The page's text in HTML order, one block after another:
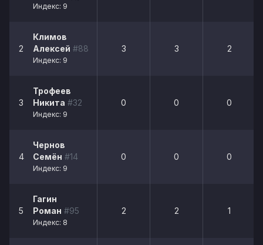
Индекс: 9
2
Климов
Алексей #88
Индекс: 9
3 3 2
3
Трофеев
Никита #32
Индекс: 9
0 0 0
4
Чернов
Семён #14
Индекс: 9
0 0 0
5
Гагин
Роман #95
Индекс: 8
2 2 1